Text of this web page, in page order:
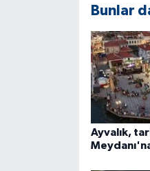
Bunlar
Ayvalık,